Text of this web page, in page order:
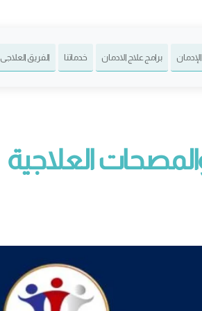
برامج علاج الادمان خدماتنا الفريق العلاجى
العلاجية